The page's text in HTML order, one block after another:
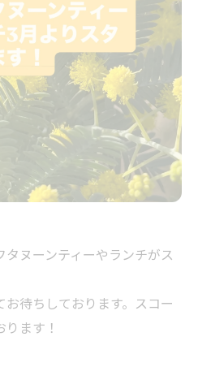
ヌーンティーやランチがス
待ちしております。スコー
ます！